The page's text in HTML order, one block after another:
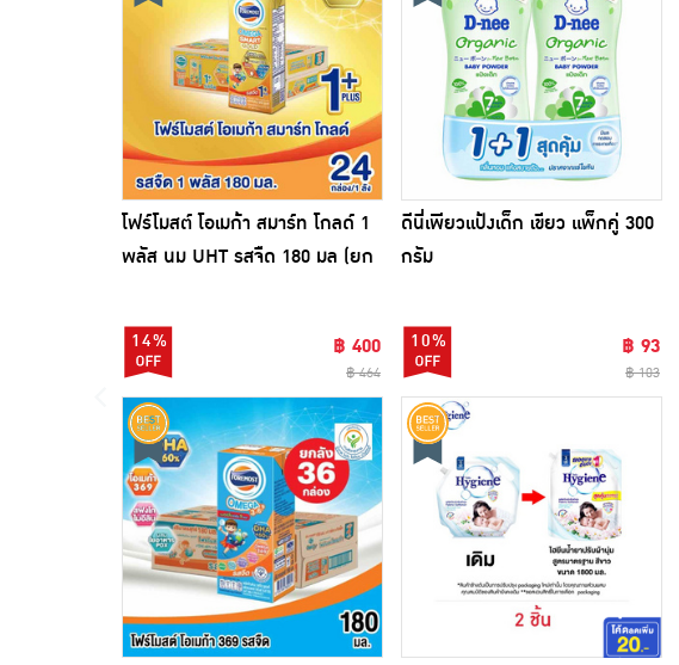
โฟร์โมสต์ โอเมก้า สมาร์ท โกลด์ 1
พลัส นม UHT รสจืด 180 มล (ยก
14% ฿ 400
฿ 464
ดีนี่เพียวแป้งเด็ก เขียว แพ็กคู่ 300
กรัม
10% ฿ 93
฿ 103